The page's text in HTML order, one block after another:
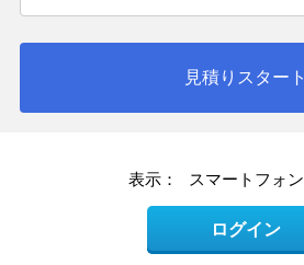
見積りスタート
表示： スマートフォン
ログイン